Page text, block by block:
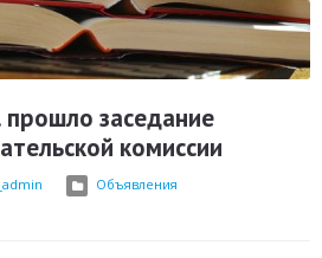
заседание
комиссии
Объявления